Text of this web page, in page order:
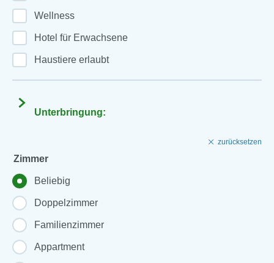
Wellness
Hotel für Erwachsene
Haustiere erlaubt
Unterbringung:
zurücksetzen
Zimmer
Beliebig
Doppelzimmer
Familienzimmer
Appartment